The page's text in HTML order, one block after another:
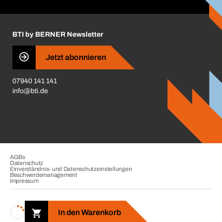
In den Warenkorb
Insektenschutzplaner
Haftungsausschluss
Qualitätsmanagement
Zertifikate
CVV-Liste
BTI by BERNER Newsletter
Jetzt abonnieren
07940 141 141
info@bti.de
Copyright © 2026. BTI Befestigungstechnik GmbH & Co. KG. Alle
Rechte vorbehalten. Verkauf nur an Unternehmer, Gewerbetreibende,
AGBs
Datenschutz
Einverständnis- und Datenschutzeinstellungen
Beschwerdemanagement
Impressum